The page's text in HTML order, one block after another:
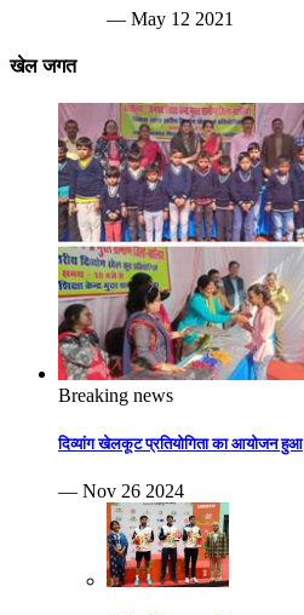
— May 12 2021
खेल जगत
Breaking news
दिव्यांग खेलकूट प्रतियोगिता का आयोजन हुआ
— Nov 26 2024